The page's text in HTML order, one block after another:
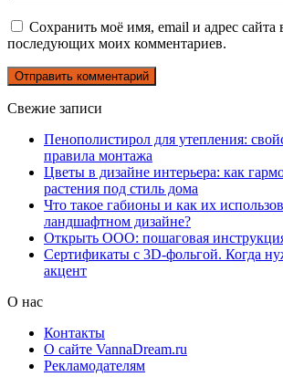
Сохранить моё имя, email и адрес сайта
последующих моих комментариев.
Свежие записи
Пенополистирол для утепления:
правила монтажа
Цветы в дизайне интерьера: как
растения под стиль дома
Что такое габионы и как их
ландшафтном дизайне?
Открыть ООО: пошаговая
Сертификаты с 3D-фольгой. Когда
акцент
О нас
Контакты
О сайте VannaDream.ru
Рекламодателям